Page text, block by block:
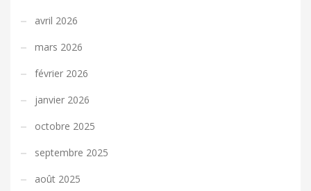
avril 2026
mars 2026
février 2026
janvier 2026
octobre 2025
septembre 2025
août 2025